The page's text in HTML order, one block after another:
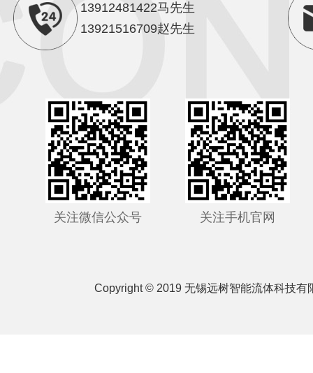
13912481422马先生
13921516709赵先生
关注微信公众号 关注手机官网
Copyright © 2019 无锡远树智能流体科技